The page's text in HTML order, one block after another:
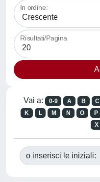
In ordine:
Risultati/Pagina
Vai a: 0-9 A B C
K
L M N O P
X
o inserisci le iniziali: